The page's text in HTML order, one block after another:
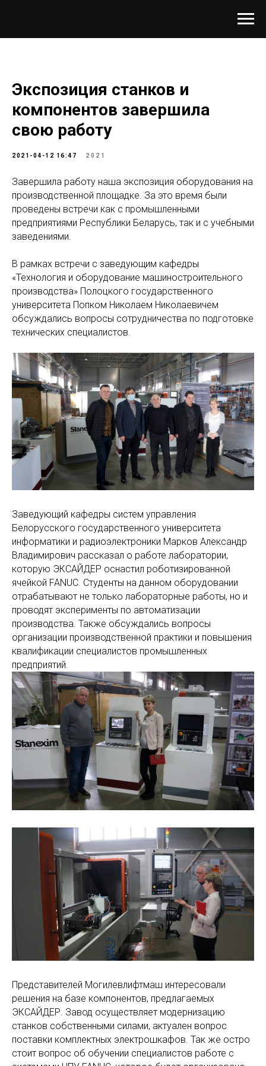
Экспозиция станков и
компонентов завершила
свою работу
2021-04-12 16:47 2021
Завершила работу наша экспозиция оборудования на
производственной площадке. За это время были
проведены встречи как с промышленными
предприятиями Республики Беларусь, так и с учебными
заведениями.
В рамках встречи с заведующим кафедры
«Технология и оборудование машиностроительного
производства» Полоцкого государственного
университета Попком Николаем Николаевичем
обсуждались вопросы сотрудничества по подготовке
технических специалистов.
Заведующий кафедры систем управления
Белорусского государственного университета
информатики и радиоэлектроники Марков Александр
Владимирович рассказал о работе лаборатории,
которую ЭКСАЙДЕР оснастил роботизированной
ячейкой FANUC. Студенты на данном оборудовании
отрабатывают не только лабораторные работы, но и
проводят эксперименты по автоматизации
производства. Также обсуждались вопросы
организации производственной практики и повышения
квалификации специалистов промышленных
предприятий.
Представителей Могилевлифтмаш интересовали
решения на базе компонентов, предлагаемых
ЭКСАЙДЕР. Завод осуществляет модернизацию
станков собственными силами, актуален вопрос
поставки комплектных электрошкафов. Так же остро
стоит вопрос об обучении специалистов работе с